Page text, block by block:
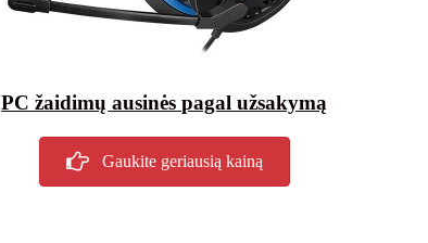
PC žaidimų ausinės pagal užsakymą
Gaukite geriausią kainą